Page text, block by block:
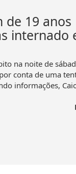
de 19 anos
internado
na noite de
conta de uma
informações,